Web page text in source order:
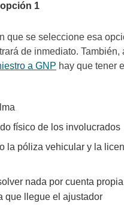
1
que se seleccione esa
de inmediato. También,
a GNP hay que tener
físico de los involucrados
la póliza vehicular y la
nada por cuenta
que llegue el ajustador